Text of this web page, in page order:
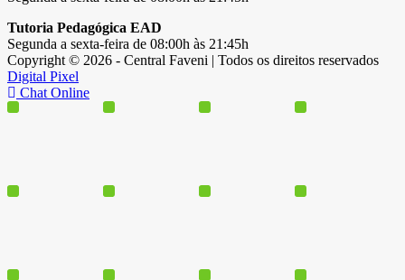
Tutoria Pedagógica EAD
Segunda a sexta-feira de 08:00h às 21:45h
Copyright © 2026 - Central Faveni | Todos os direitos reservados
Digital Pixel
Chat Online